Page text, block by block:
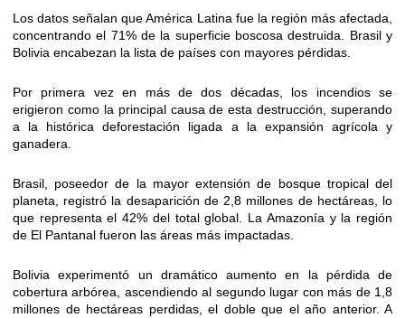
Los datos señalan que América Latina fue la región más afectada,
concentrando el 71% de la superficie boscosa destruida. Brasil y
Bolivia encabezan la lista de países con mayores pérdidas.
Por primera vez en más de dos décadas, los incendios se
erigieron como la principal causa de esta destrucción, superando
a la histórica deforestación ligada a la expansión agrícola y
ganadera.
Brasil, poseedor de la mayor extensión de bosque tropical del
planeta, registró la desaparición de 2,8 millones de hectáreas, lo
que representa el 42% del total global. La Amazonía y la región
de El Pantanal fueron las áreas más impactadas.
Bolivia experimentó un dramático aumento en la pérdida de
cobertura arbórea, ascendiendo al segundo lugar con más de 1,8
millones de hectáreas perdidas, el doble que el año anterior. A